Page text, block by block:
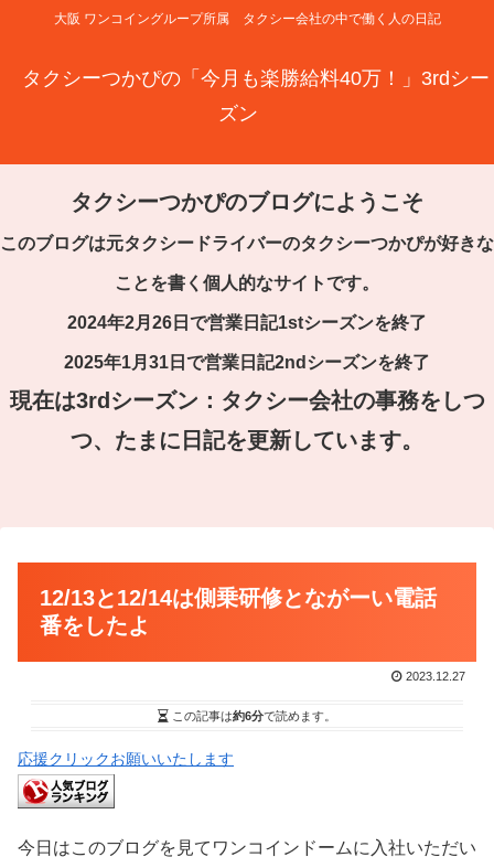
大阪 ワンコイングループ所属 タクシー会社の中で働く人の日記
タクシーつかぴの「今月も楽勝給料40万！」3rdシー
ズン
タクシーつかぴのブログにようこそ
このブログは元タクシードライバーのタクシーつかぴが好きな
ことを書く個人的なサイトです。
2024年2月26日で営業日記1stシーズンを終了
2025年1月31日で営業日記2ndシーズンを終了
現在は3rdシーズン：タクシー会社の事務をしつ
つ、たまに日記を更新しています。
12/13と12/14は側乗研修とながーい電話
番をしたよ
2023.12.27
この記事は約6分で読めます。
応援クリックお願いいたします
今日はこのブログを見てワンコインドームに入社いただい